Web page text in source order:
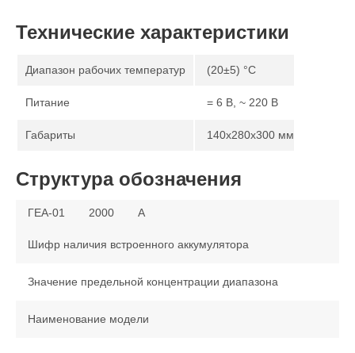
Технические характеристики
Диапазон рабочих температур (20±5) °С
Питание = 6 В, ~ 220 В
Габариты 140х280х300 мм
Структура обозначения
ГЕА-01 2000 А
Шифр наличия встроенного аккумулятора
Значение предельной концентрации диапазона
Наименование модели